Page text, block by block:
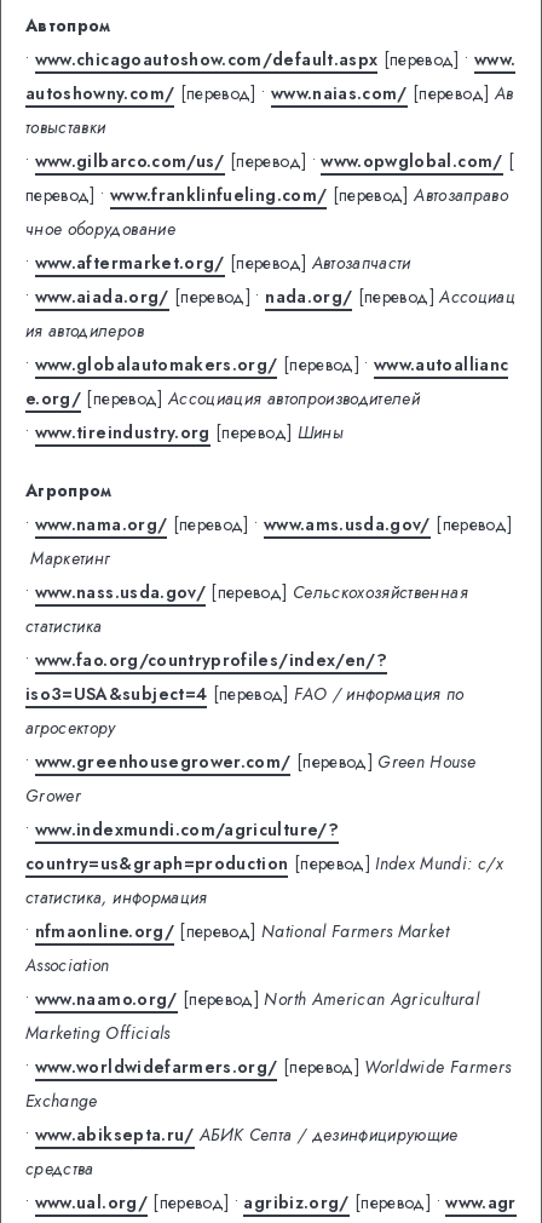
Автопром
• www.chicagoautoshow.com/default.aspx [перевод] • www.
autoshowny.com/ [перевод] • www.naias.com/ [перевод] Ав
товыставки
• www.gilbarco.com/us/ [перевод] •www.opwglobal.com/ [
перевод] • www.franklinfueling.com/ [перевод] Автозаправо
чное оборудование
• www.aftermarket.org/ [перевод] Автозапчасти
• www.aiada.org/ [перевод] • nada.org/ [перевод] Ассоциац
ия автодилеров
• www.globalautomakers.org/ [перевод] •www.autoallianc
e.org/ [перевод] Ассоциация автопроизводителей
• www.tireindustry.org [перевод] Шины
Агропром
• www.nama.org/ [перевод] • www.ams.usda.gov/ [перевод]
Маркетинг
• www.nass.usda.gov/ [перевод] Cельскохозяйственная
статистика
• www.fao.org/countryprofiles/index/en/?
iso3=USA&subject=4 [перевод] FAO / информация по
агросектору
• www.greenhousegrower.com/ [перевод] Green House
Grower
• www.indexmundi.com/agriculture/?
country=us&graph=production [перевод] Index Mundi: с/х
статистика, информация
• nfmaonline.org/ [перевод] National Farmers Market
Association
• www.naamo.org/ [перевод] North American Agricultural
Marketing Officials
• www.worldwidefarmers.org/ [перевод] Worldwide Farmers
Exchange
• www.abiksepta.ru/ АБИК Септа / дезинфицирующие
средства
• www.ual.org/ [перевод] • agribiz.org/ [перевод] •www.agr